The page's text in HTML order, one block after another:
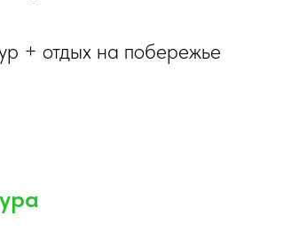
+ отдых на побережье